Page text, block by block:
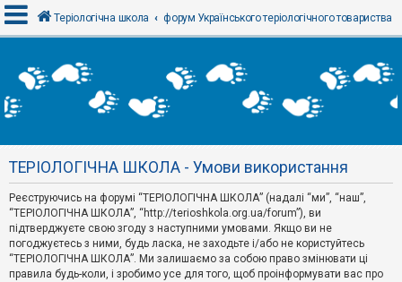
х
і
Р
є
с
т
р
а
ц
Теріологічна школа форум Українського теріологічного товариства
ТЕРІОЛОГІЧНА ШКОЛА - Умови використання
Реєструючись на форумі “ТЕРІОЛОГІЧНА ШКОЛА” (надалі “ми”, “наш”,
“ТЕРІОЛОГІЧНА ШКОЛА”, “http://terioshkola.org.ua/forum”), ви
підтверджуєте свою згоду з наступними умовами. Якщо ви не
погоджуєтесь з ними, будь ласка, не заходьте і/або не користуйтесь
“ТЕРІОЛОГІЧНА ШКОЛА”. Ми залишаємо за собою право змінювати ці
правила будь-коли, і зробимо усе для того, щоб проінформувати вас про